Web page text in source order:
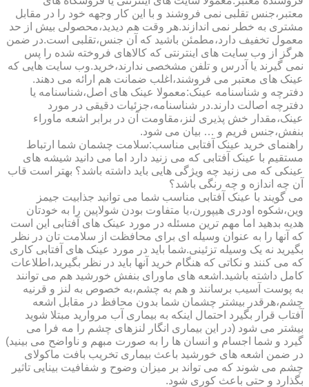
معتبر،جنس تقلبی نمی فروشند و با این کار وجهه خود را در مقابل
مشتری به خطر نمی اندازند.هر وقت هم دیدید،محصولی بیش از حد
معمول تخفیف دارد،مطمئن باشید که آن جنس،تقلبی است.در ضمن
هرگز از وب سایت های اینترنتی که کالاهای فروخته شده را پس
نمی گیرند یا آدرس و تلفن مشخصی ندارند،خرید.وب سایت هایی که
عینک های معتبر می فروشند،اغلب ضمانت هم ارائه می دهند.
دفترچه و شناسنامه عینک:معمولا عینک های اصل،شناسنامه یا
دفترچه اصالت دارند.در شناسنامه،جزئیات دقیقی در مورد
عینک،مقدار خش پذیری لنز،مقاومت آن در برابر اشعه ماوراء
بنفش،جنس فریم و … بیان می شود.
راهنمای خرید عینک آفتابی مناسب:سلامت چشمان شما ارتباط
مستقیم با عینک آفتابی که می زنید دارد اما می دانید شیشه های
عینکی که می زنید چه ویژگی هایی باید داشته باشد؟ بهتر است قاب
آن چه اندازه و چه رنگی باشد؟
می گویند با عینک آفتابی مناسب شما می توانید جذابیت جیمز
وین،شکوه اودری هیپورن،یا متفاوت بودن شولاپین را به خودتان
هدیه بدهید اما مهم ترین مسئله در مورد عینک های آفتابی این است
که آنها را به عنوان وسیله ای برای محافظت از سلامت تان در نظر
بگیرید نه یک وسیله تزئینی.شما باید در مورد عینک های آفتابی کاری
که می کنند و نکاتی که هنگام خرید آنها باید در نظر بگیرید،اطلاعات
کامل داشته باشید.اشعه های ماورای بنفش خورشید هم می توانند
به پوست آسیب برسانند و هم به چشم،به خصوص به لنز و قرنیه
چشم،هرقدر بیشتر چشمان شما بدون محافظ در مقابل اشعه
آفتاب قرار بگیرد احتمال اینکه به بیماری آب مروارید مبتلا شوید
بیشتر می شود (در این بیماری انگار لنزهای چشم را مه فرا می
گیرد و شما اجسام و انسان ها را به صورت مبهم و ناواضح می بینید)
در ضمن اشعه های خورشید باعث بیماری تخریب بافت ماکولای
چشم می شوند که می تواند بر میزان وضوح و شفافیت بینایی تاثیر
بگذارد و حتی باعث کوری شود.